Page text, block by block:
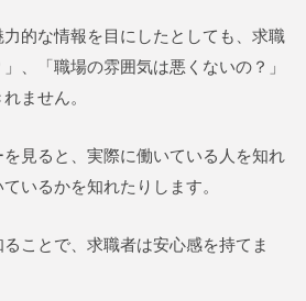
的な情報を目にしたとしても、求職
、「職場の雰囲気は悪くないの？」
ません。
見ると、実際に働いている人を知れ
いるかを知れたりします。
ことで、求職者は安心感を持てま